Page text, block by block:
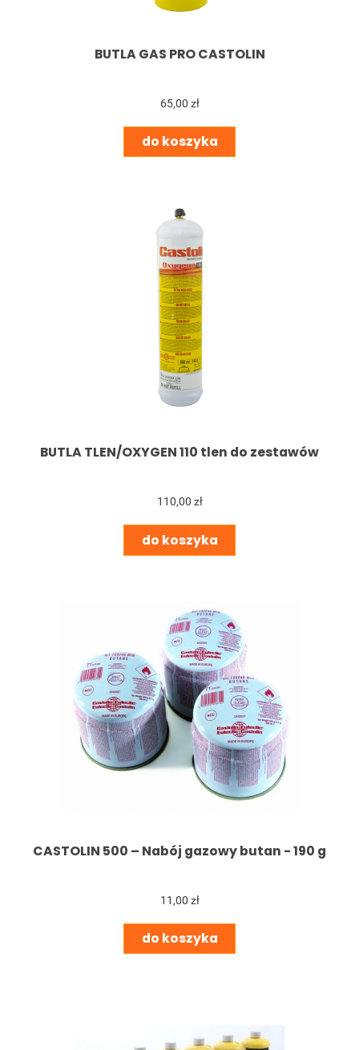
BUTLA GAS PRO CASTOLIN
65,00 zł
do koszyka
BUTLA TLEN/OXYGEN 110 tlen do zestawów
110,00 zł
do koszyka
CASTOLIN 500 – Nabój gazowy butan - 190 g
11,00 zł
do koszyka